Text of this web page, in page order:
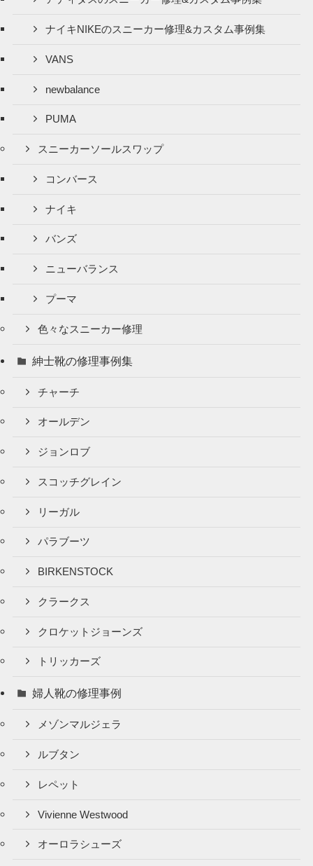
ナイキNIKEのスニーカー修理&カスタム事例集
VANS
newbalance
PUMA
スニーカーソールスワップ
コンバース
ナイキ
バンズ
ニューバランス
プーマ
色々なスニーカー修理
紳士靴の修理事例集
チャーチ
オールデン
ジョンロブ
スコッチグレイン
リーガル
パラブーツ
BIRKENSTOCK
クラークス
クロケットジョーンズ
トリッカーズ
婦人靴の修理事例
メゾンマルジェラ
ルブタン
レペット
Vivienne Westwood
オーロラシューズ